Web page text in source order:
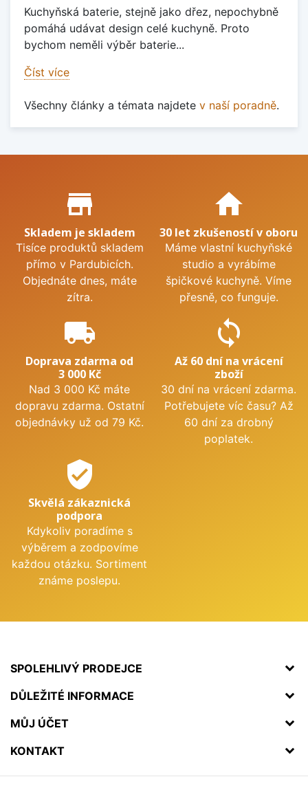
Kuchyňská baterie, stejně jako dřez, nepochybně
pomáhá udávat design celé kuchyně. Proto
bychom neměli výběr baterie...
Číst více
Všechny články a témata najdete v naší poradně.
Proč nakupovat u nás?
store_mall_directory
Skladem je skladem
Tisíce produktů skladem
přímo v Pardubicích.
Objednáte dnes, máte
zítra.
home
30 let zkušeností v oboru
Máme vlastní kuchyňské
studio a vyrábíme
špičkové kuchyně. Víme
přesně, co funguje.
local_shipping
Doprava zdarma od
3 000 Kč
Nad 3 000 Kč máte
dopravu zdarma. Ostatní
objednávky už od 79 Kč.
sync
Až 60 dní na vrácení
zboží
30 dní na vrácení zdarma.
Potřebujete víc času? Až
60 dní za drobný
poplatek.
verified_user
Skvělá zákaznická
podpora
Kdykoliv poradíme s
výběrem a zodpovíme
každou otázku. Sortiment
známe poslepu.
SPOLEHLIVÝ PRODEJCE
DŮLEŽITÉ INFORMACE
MŮJ ÚČET
KONTAKT